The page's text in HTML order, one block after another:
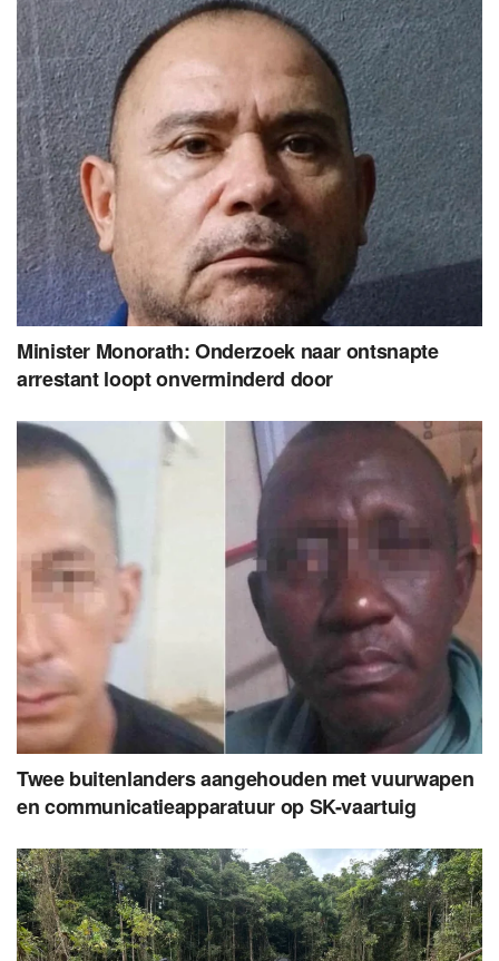
Minister Monorath: Onderzoek naar ontsnapte
arrestant loopt onverminderd door
Twee buitenlanders aangehouden met vuurwapen
en communicatieapparatuur op SK-vaartuig